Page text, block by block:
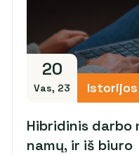
20
Vas, 23 Istorijos
Hibridinis darbo
namų, ir iš biuro